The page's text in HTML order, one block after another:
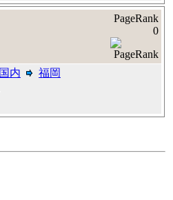
PageRank
0
国内
福岡